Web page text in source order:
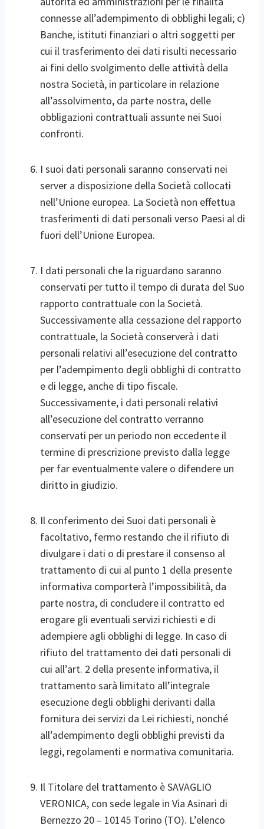
connesse all’adempimento di obblighi legali; c)
Banche, istituti finanziari o altri soggetti per
cui il trasferimento dei dati risulti necessario
ai fini dello svolgimento delle attività della
nostra Società, in particolare in relazione
all’assolvimento, da parte nostra, delle
obbligazioni contrattuali assunte nei Suoi
confronti.
I suoi dati personali saranno conservati nei
server a disposizione della Società collocati
nell’Unione europea. La Società non effettua
trasferimenti di dati personali verso Paesi al di
fuori dell’Unione Europea.
I dati personali che la riguardano saranno
conservati per tutto il tempo di durata del Suo
rapporto contrattuale con la Società.
Successivamente alla cessazione del rapporto
contrattuale, la Società conserverà i dati
personali relativi all’esecuzione del contratto
per l’adempimento degli obblighi di contratto
e di legge, anche di tipo fiscale.
Successivamente, i dati personali relativi
all’esecuzione del contratto verranno
conservati per un periodo non eccedente il
termine di prescrizione previsto dalla legge
per far eventualmente valere o difendere un
diritto in giudizio.
Il conferimento dei Suoi dati personali è
facoltativo, fermo restando che il rifiuto di
divulgare i dati o di prestare il consenso al
trattamento di cui al punto 1 della presente
informativa comporterà l’impossibilità, da
parte nostra, di concludere il contratto ed
erogare gli eventuali servizi richiesti e di
adempiere agli obblighi di legge. In caso di
rifiuto del trattamento dei dati personali di
cui all’art. 2 della presente informativa, il
trattamento sarà limitato all’integrale
esecuzione degli obblighi derivanti dalla
fornitura dei servizi da Lei richiesti, nonché
all’adempimento degli obblighi previsti da
leggi, regolamenti e normativa comunitaria.
Il Titolare del trattamento è SAVAGLIO
VERONICA, con sede legale in Via Asinari di
Bernezzo 20 – 10145 Torino (TO). L’elenco